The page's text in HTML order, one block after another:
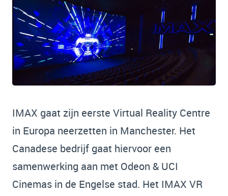
IMAX gaat zijn eerste Virtual Reality Centre
in Europa neerzetten in Manchester. Het
Canadese bedrijf gaat hiervoor een
samenwerking aan met Odeon & UCI
Cinemas in de Engelse stad. Het IMAX VR